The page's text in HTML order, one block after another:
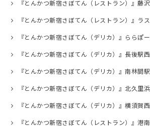
『とんかつ新宿さぼてん（レストラン）』藤
『とんかつ新宿さぼてん（レストラン）』ラ
『とんかつ新宿さぼてん（デリカ）』ららぽ
『とんかつ新宿さぼてん（デリカ）』長後駅
『とんかつ新宿さぼてん（デリカ）』南林間
『とんかつ新宿さぼてん（デリカ）』北久里
『とんかつ新宿さぼてん（デリカ）』横須賀
『とんかつ新宿さぼてん（レストラン）』港